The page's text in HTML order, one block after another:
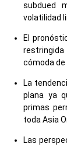
subdued
volatilidad
El
cómoda de
La
plana ya
primas
toda Asia
Las